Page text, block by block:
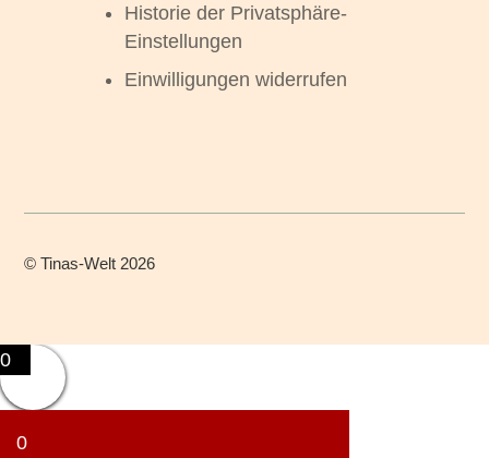
Historie der Privatsphäre-
Einstellungen
Einwilligungen widerrufen
©Tinas-Welt 2026
0
0